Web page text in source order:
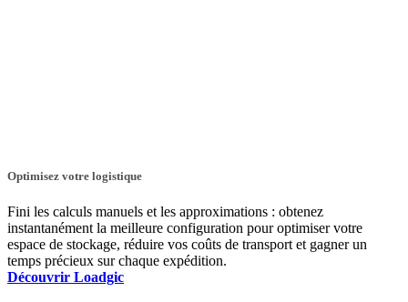
Optimisez votre logistique
Fini les calculs manuels et les approximations : obtenez
instantanément la meilleure configuration pour optimiser votre
espace de stockage, réduire vos coûts de transport et gagner un
temps précieux sur chaque expédition.
Découvrir Loadgic